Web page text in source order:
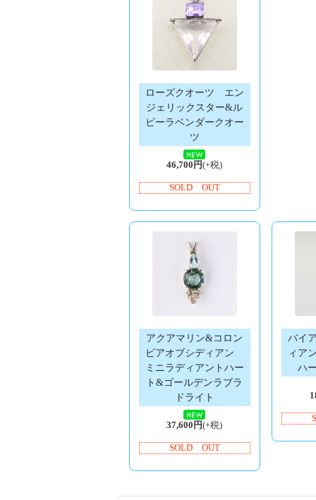
ローズクオーツ エン
ジェリックスター&ル
ビーラベンダークオー
ツ
46,700円(+税)
SOLD OUT
アクアマリン&コロン
ビアオブシディアン
ミニラディアントハー
ト&ゴールデンラブラ
ドライト
37,600円(+税)
SOLD OUT
バイ
ィア
ハ